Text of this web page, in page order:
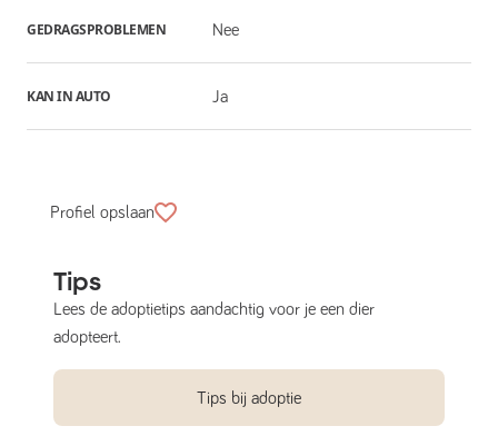
GEDRAGSPROBLEMEN Nee
KAN IN AUTO Ja
Profiel opslaan
Tips
Lees de adoptietips aandachtig voor je een dier
adopteert.
Tips bij adoptie